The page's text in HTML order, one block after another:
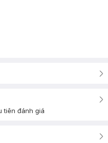
tiên đánh giá